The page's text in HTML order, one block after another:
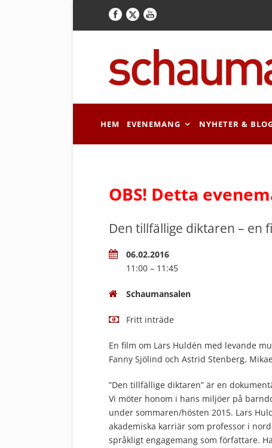
HEM EVENEMANG NYHETER &
OBS! Detta
Den tillfällige diktaren – en
06.02.2016
11:00 – 11:45
Schaumansalen
Fritt inträde
En film om Lars Huldén med levande
Fanny Sjölind och Astrid Stenberg,
”Den tillfällige diktaren” är en
Vi möter honom i hans miljöer på
under sommaren/hösten 2015. Lars
akademiska karriär som professor i
språkligt engagemang som författare.